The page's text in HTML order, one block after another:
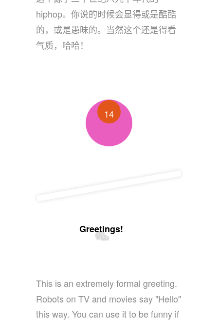
hiphop。你说的时候会显得或是酷酷
的，或是愚昧的。当然这个还是得看
气质，哈哈！
14
Greetings!
This is an extremely formal greeting.
Robots on TV and movies say "Hello"
this way. You can use it to be funny if